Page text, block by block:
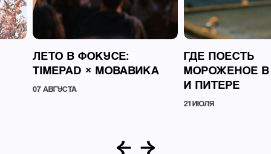
ЛЕТО В ФОКУСЕ:
TIMEPAD × МОВАВИКА
07 АВГУСТА
ГДЕ ПОЕСТЬ
МОРОЖЕНОЕ
И ПИТЕРЕ
21 ИЮЛЯ